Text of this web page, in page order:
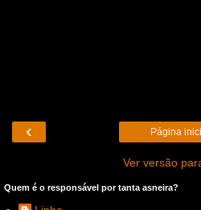
‹ Página
Ver versão
Quem é o responsável por tanta asneira?